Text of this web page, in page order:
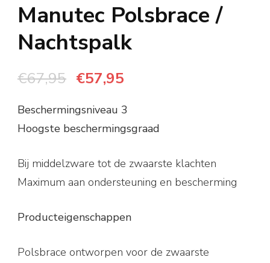
Manutec Polsbrace /
Nachtspalk
€67,95 Oorspronkelijke
was:
€67,95.
€57,95
€57,95.
Beschermingsniveau 3
Hoogste beschermingsgraad
Bij middelzware tot de zwaarste klachten
Maximum aan ondersteuning en bescherming
Producteigenschappen
Polsbrace ontworpen voor de zwaarste